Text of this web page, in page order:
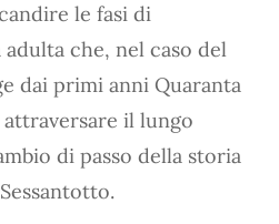
le fasi di
adulta che, nel caso del
dai primi anni Quaranta
il lungo
di passo della storia